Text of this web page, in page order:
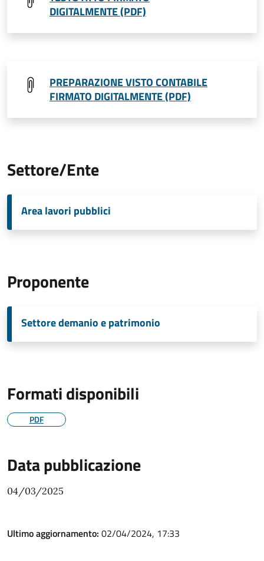
DIGITALMENTE (PDF)
PREPARAZIONE VISTO CONTABILE
FIRMATO DIGITALMENTE (PDF)
Settore/Ente
Area lavori pubblici
Proponente
Settore demanio e patrimonio
Formati disponibili
PDF
Data pubblicazione
04/03/2025
Ultimo aggiornamento: 02/04/2024, 17:33